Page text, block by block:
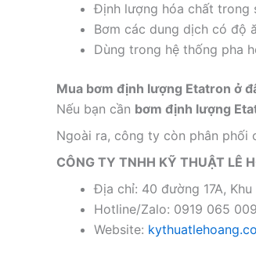
Định lượng hóa chất trong
Bơm các dung dịch có độ
Dùng trong hệ thống pha
Mua bơm định lượng Etatron ở
Nếu bạn cần bơm định lượng
Ngoài ra, công ty còn phân
CÔNG TY TNHH KỸ THUẬT LÊ
Địa chỉ: 40 đường 17A,
Hotline/Zalo: 0919 065
Website: